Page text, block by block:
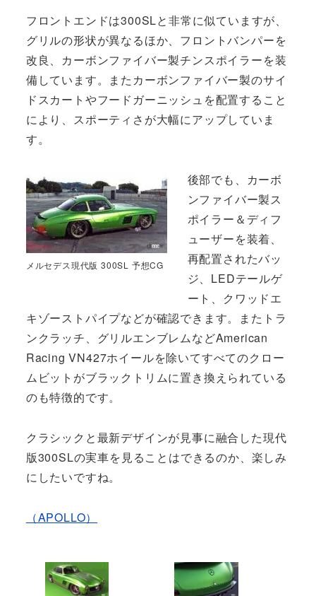
フロントエンドは300SLと非常に似ていますが、
グリルの形状が異なるほか、フロントバンパーを
改良、カーボンファイバー製チンスポイラーを装
備しています。またカーボンファイバー製のサイ
ドスカートやフードガーニッシュを配置すること
により、スポーティさが大幅にアップしていま
す。
メルセデス現代版 300SL 予想CG
後部でも、カーボ
ンファイバー製ス
ポイラー＆ディフ
ューザーを装着、
再配置されたバッ
ジ、LEDテールゲ
ート、クワッドエ
キゾーストパイプなどが確認できます。またトラ
ンクラッチ、グリルエンブレムなどAmerican
Racing VN427ホイールを除いてすべてのクロー
ムビットがブラックトリムに置き換えられている
のも特徴的です。
クラシックと最新デザインが見事に融合した現代
版300SLの実車を見ることはできるのか、楽しみ
にしたいですね。
（APOLLO）